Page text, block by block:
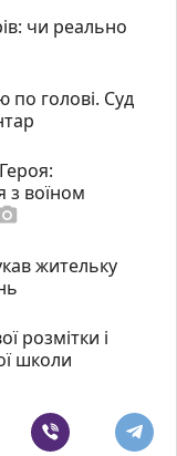
чи реально
по голові. Суд
з воїном
жительку
розмітки і
школи